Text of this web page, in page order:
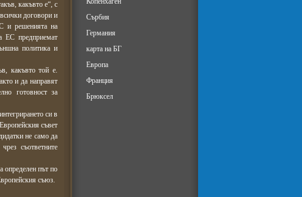
какъвто е“, с
договори и
и решенията на
ЕС предприемат
политика и
какъвто той е.
и да направят
готовност за
си в
съвет
не само да
съответните
определен път по
съюз.
Сърбия
Германия
карта на БГ
Европа
Франция
Брюксел